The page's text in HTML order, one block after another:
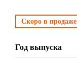
Скоро в продаже
Год выпуска